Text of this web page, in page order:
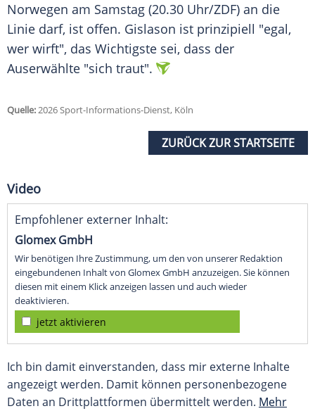
Norwegen am Samstag (20.30 Uhr/ZDF) an die
Linie darf, ist offen. Gislason ist prinzipiell "egal,
wer wirft", das Wichtigste sei, dass der
Auserwählte "sich traut".
Quelle:2026 Sport-Informations-Dienst, Köln
ZURÜCK ZUR STARTSEITE
Video
Empfohlener externer Inhalt:
Glomex GmbH
Wir benötigen Ihre Zustimmung, um den von unserer Redaktion
eingebundenen Inhalt von Glomex GmbH anzuzeigen. Sie können
diesen mit einem Klick anzeigen lassen und auch wieder
deaktivieren.
jetzt aktivieren
Ich bin damit einverstanden, dass mir externe Inhalte
angezeigt werden. Damit können personenbezogene
Daten an Drittplattformen übermittelt werden. Mehr